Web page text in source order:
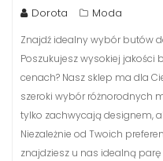
Dorota Moda
Znajdź idealny wybór butów
Poszukujesz wysokiej
cenach? Nasz sklep ma dla
szeroki wybór różnorodnych
tylko zachwycają designem,
Niezależnie od Twoich
znajdziesz u nas idealną